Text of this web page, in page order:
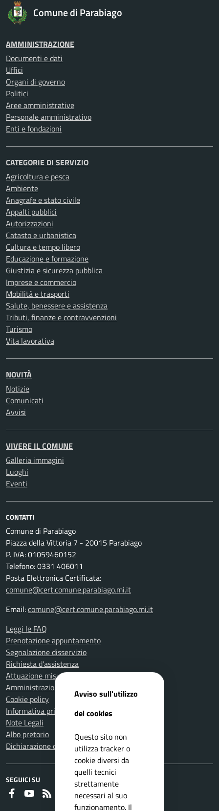
Comune di Parabiago
AMMINISTRAZIONE
Documenti e dati
Uffici
Organi di governo
Politici
Aree amministrative
Personale amministrativo
Enti e fondazioni
CATEGORIE DI SERVIZIO
Agricoltura e pesca
Ambiente
Anagrafe e stato civile
Appalti pubblici
Autorizzazioni
Catasto e urbanistica
Cultura e tempo libero
Educazione e formazione
Giustizia e sicurezza pubblica
Imprese e commercio
Mobilità e trasporti
Salute, benessere e assistenza
Tributi, finanze e contravvenzioni
Turismo
Vita lavorativa
NOVITÀ
Notizie
Comunicati
Avvisi
VIVERE IL COMUNE
Galleria immagini
Luoghi
Eventi
CONTATTI
Comune di Parabiago
Piazza della Vittoria 7 - 20015 Parabiago
P. IVA: 01059460152
Telefono: 0331 406011
Posta Elettronica Certificata:
comune@cert.comune.parabiago.mi.it
Email:comune@cert.comune.parabiago.mi.it
Leggi le FAQ
Prenotazione appuntamento
Segnalazione disservizio
Richiesta d'assistenza
Attuazione misure PNRR
Amministrazione trasparente
Cookie policy
Informativa privacy
Note Legali
Albo pretorio
Dichiarazione di accessibilità
SEGUICI SU
Faceboook
Youtube
Avviso sull'utilizzo
dei cookies
Questo sito non
utilizza tracker o
cookie diversi da
quelli tecnici
strettamente
necessari al suo
funzionamento. Il